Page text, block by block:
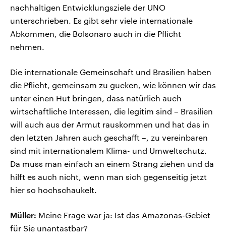
nachhaltigen Entwicklungsziele der UNO
unterschrieben. Es gibt sehr viele internationale
Abkommen, die Bolsonaro auch in die Pflicht
nehmen.
Die internationale Gemeinschaft und Brasilien haben
die Pflicht, gemeinsam zu gucken, wie können wir das
unter einen Hut bringen, dass natürlich auch
wirtschaftliche Interessen, die legitim sind – Brasilien
will auch aus der Armut rauskommen und hat das in
den letzten Jahren auch geschafft –, zu vereinbaren
sind mit internationalem Klima- und Umweltschutz.
Da muss man einfach an einem Strang ziehen und da
hilft es auch nicht, wenn man sich gegenseitig jetzt
hier so hochschaukelt.
Müller: Meine Frage war ja: Ist das Amazonas-Gebiet
für Sie unantastbar?